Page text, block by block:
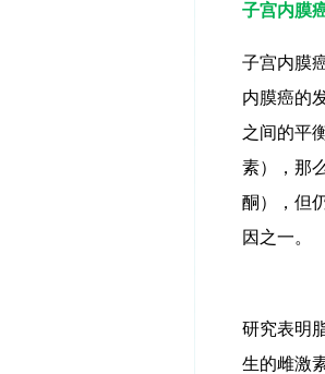
子宫内膜
子宫内膜
内膜癌的
之间的平
素），那
酮），但
因之一。
研究表明
生的雌激